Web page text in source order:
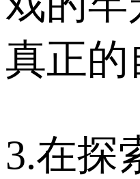
真正的
3.在探